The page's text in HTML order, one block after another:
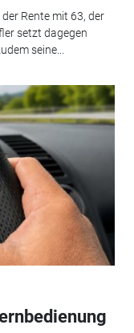
Rente mit 63, der
setzt dagegen
seine...